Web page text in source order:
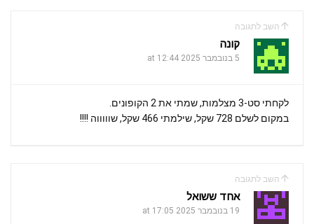
השב לתגובה
קונה
5 בנובמבר 2025 at 12:44
לקחתי סט-3 מצלמות, שמתי את 2 הקופונים.
במקום לשלם 728 שקל, שילמתי 466 שקל, שוווווה !!!!
השב לתגובה
אחד ששואל
19 בנובמבר 2025 at 17:05